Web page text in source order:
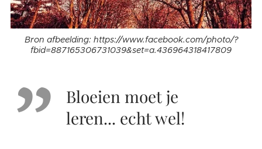
Bron afbeelding: https://www.facebook.com/photo/?
fbid=887165306731039&set=a.436964318417809
Bloeien moet je
leren... echt wel!